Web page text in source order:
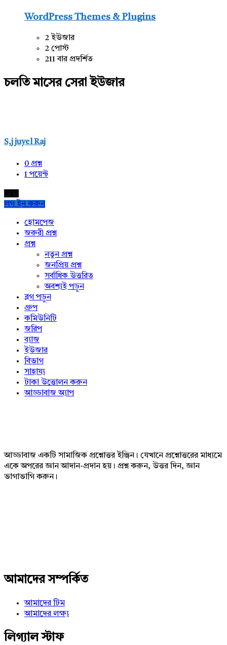
WordPress Themes & Plugins
2 ইউজার
2 পোস্ট
211 বার প্রদর্শিত
চলতি মাসের সেরা ইউজার
S,j juyel Raj
0 প্রশ্ন
1পয়েন্ট
লগ ইন করুন
Exploreহোমপেজ
জরুরী প্রশ্ন
প্রশ্ন
নতুন প্রশ্ন
জনপ্রিয় প্রশ্ন
সর্বাধিক উত্তরিত
অবশ্যই পড়ুন
ব্লগ পড়ুন
গ্রুপ
কমিউনিটি
জরিপ
ব্যাজ
ইউজার
বিভাগ
সাহায্য
টাকা উত্তোলন করুন
আড্ডাবাজ অ্যাপ
আড্ডাবাজ একটি সামাজিক প্রশ্নোত্তর ইঞ্জিন। যেখানে প্রশ্নোত্তরের মাধ্যমে
একে অপরের জ্ঞান আদান-প্রদান হয়। প্রশ্ন করুন, উত্তর দিন, জ্ঞান
ভাগাভাগি করুন।
আমাদের সম্পর্কিত
আমাদের টিম
আমাদের লক্ষ্য
লিগ্যাল স্টাফ